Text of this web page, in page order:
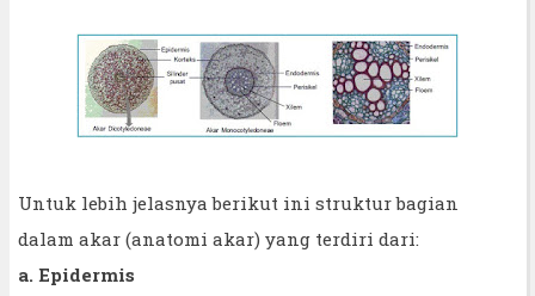
Untuk lebih jelasnya berikut ini struktur bagian
dalam akar (anatomi akar) yang terdiri dari:
a. Epidermis